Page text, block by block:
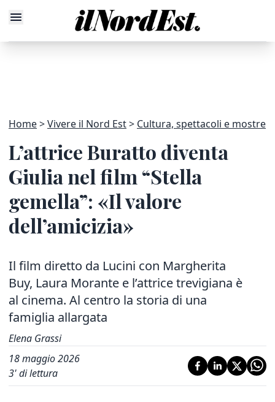
Home Vivere il Nord Est Cultura, spettacoli e mostre
L’attrice Buratto diventa
Giulia nel film “Stella
gemella”: «Il valore
dell’amicizia»
Il film diretto da Lucini con Margherita
Buy, Laura Morante e l’attrice trevigiana è
al cinema. Al centro la storia di una
famiglia allargata
Elena Grassi
18 maggio 2026
3' di lettura